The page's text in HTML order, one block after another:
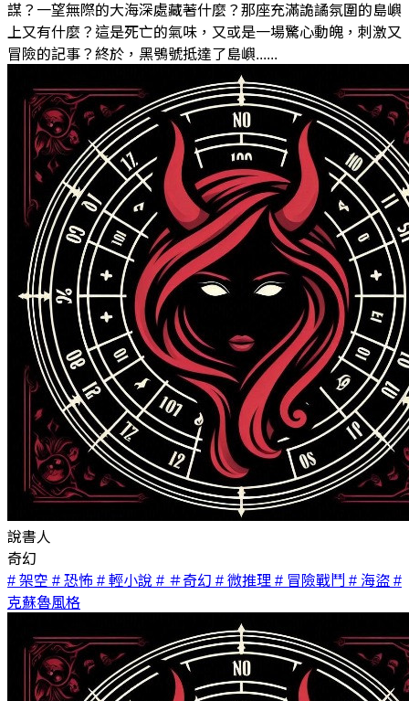
謀？一望無際的大海深處藏著什麼？那座充滿詭譎氛圍的島嶼
上又有什麼？這是死亡的氣味，又或是一場驚心動魄，刺激又
冒險的記事？終於，黑鴞號抵達了島嶼......
說書人
奇幻
# 架空 # 恐怖 # 輕小說 # ＃奇幻 # 微推理 # 冒險戰鬥 # 海盜 #
克蘇魯風格